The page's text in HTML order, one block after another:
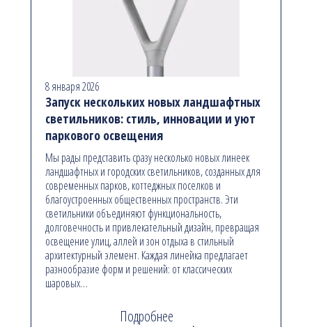
8 января 2026
Запуск нескольких новых ландшафтных
светильников: стиль, инновации и уют
паркового освещения
Мы рады представить сразу несколько новых линеек
ландшафтных и городских светильников, созданных для
современных парков, коттеджных поселков и
благоустроенных общественных пространств. Эти
светильники объединяют функциональность,
долговечность и привлекательный дизайн, превращая
освещение улиц, аллей и зон отдыха в стильный
архитектурный элемент. Каждая линейка предлагает
разнообразие форм и решений: от классических
шаровых…
Подробнее